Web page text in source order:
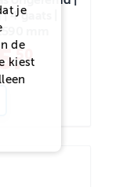
4 gaats |
mm
.50
je
de
kiest